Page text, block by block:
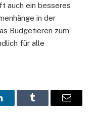
auch ein besseres
in der
Budgetieren zum
für alle
Tumblr Email